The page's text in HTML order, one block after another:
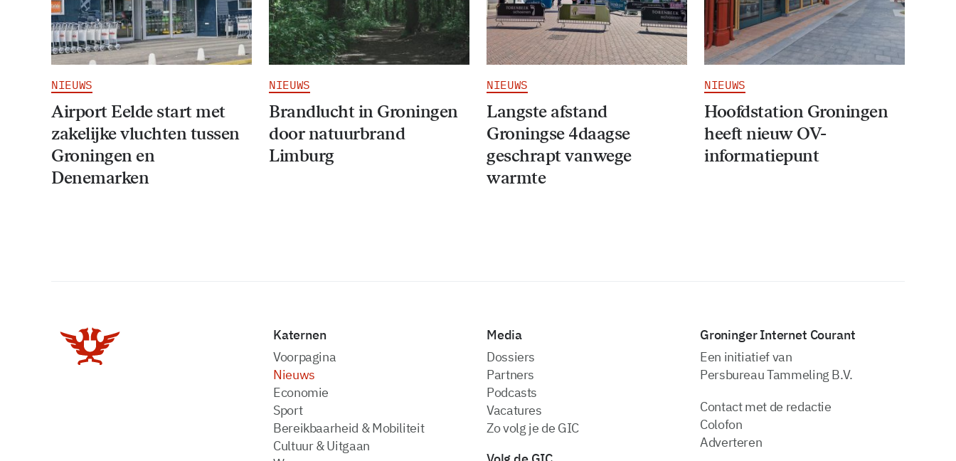
NIEUWS
Airport Eelde start met
zakelijke vluchten tussen
Groningen en
Denemarken
NIEUWS
Brandlucht in Groningen
door natuurbrand
Limburg
NIEUWS
Langste afstand
Groningse 4daagse
geschrapt vanwege
warmte
NIEUWS
Hoofdstation Groningen
heeft nieuw OV-
informatiepunt
Katernen
Voorpagina
Nieuws
Economie
Sport
Bereikbaarheid & Mobiliteit
Cultuur & Uitgaan
Media
dossiers
partners
podcasts
vacatures
zo volg je de GIC
Groninger Internet Courant
Een initiatief van
Persbureau Tammeling B.V.
Contact met de redactie
Colofon
Adverteren